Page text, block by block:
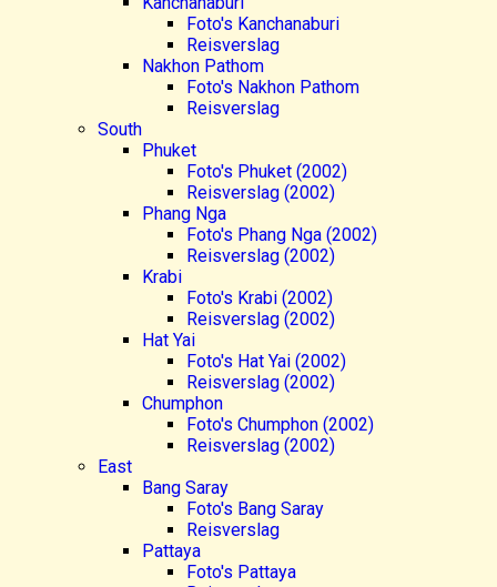
Foto's Kanchanaburi
Reisverslag
Nakhon Pathom
Foto's Nakhon Pathom
Reisverslag
South
Phuket
Foto's Phuket (2002)
Reisverslag (2002)
Phang Nga
Foto's Phang Nga (2002)
Reisverslag (2002)
Krabi
Foto's Krabi (2002)
Reisverslag (2002)
Hat Yai
Foto's Hat Yai (2002)
Reisverslag (2002)
Chumphon
Foto's Chumphon (2002)
Reisverslag (2002)
East
Bang Saray
Foto's Bang Saray
Reisverslag
Pattaya
Foto's Pattaya